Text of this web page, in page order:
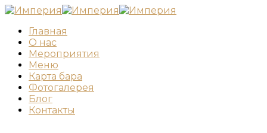
Главная
О нас
Мероприятия
Меню
Карта бара
Фотогалерея
Блог
Контакты